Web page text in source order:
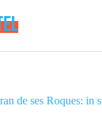
de ses Roques: in